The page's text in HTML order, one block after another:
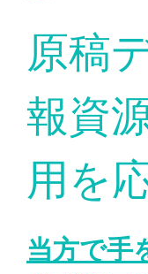
原稿
報資
用を
当方で手